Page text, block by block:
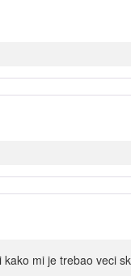
mi je trebao veci